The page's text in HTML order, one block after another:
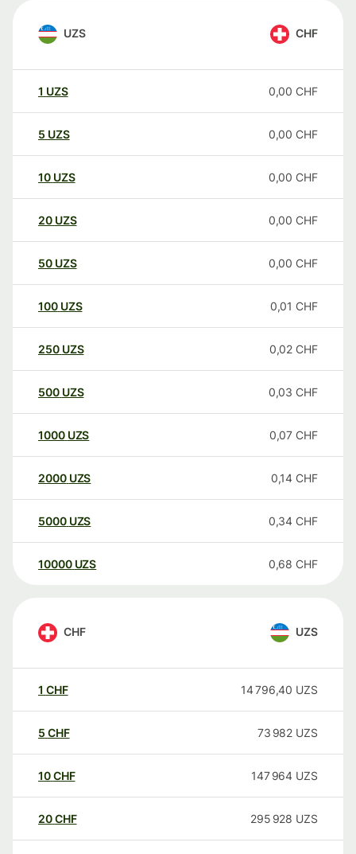
UZS CHF
1 UZS 0,00 CHF
5 UZS 0,00 CHF
10 UZS 0,00 CHF
20 UZS 0,00 CHF
50 UZS 0,00 CHF
100 UZS 0,01 CHF
250 UZS 0,02 CHF
500 UZS 0,03 CHF
1000 UZS 0,07 CHF
2000 UZS 0,14 CHF
5000 UZS 0,34 CHF
10000 UZS 0,68 CHF
CHF UZS
1 CHF 14 796,40 UZS
5 CHF 73 982 UZS
10CHF 147 964 UZS
20CHF 295 928 UZS